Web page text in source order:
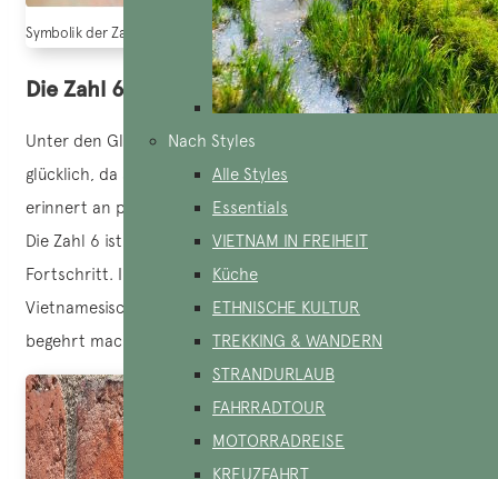
Nach Styles
Alle Styles
Essentials
VIETNAM IN FREIHEIT
Küche
ETHNISCHE KULTUR
TREKKING & WANDERN
STRANDURLAUB
FAHRRADTOUR
MOTORRADREISE
KREUZFAHRT
Symbolik der Zahl 1: Wohlstand – Quelle: Canva
Die Zahl 6: Zulauf und Harmonie
Unter den Glückszahlen in Vietnam gilt die Zahl 6 als
glücklich, da sie ‘Fluss’ oder ‘Zufluss’ bedeutet. Dies
erinnert an positive Ströme und finanzielle Möglichkeiten.
Die Zahl 6 ist ein Symbol für Harmonie und sanften
Fortschritt. Ihre Beliebtheit rührt daher, dass sie im
Vietnamesischen ein Homonym für ‘Glück’ ist, was sie sehr
begehrt macht.